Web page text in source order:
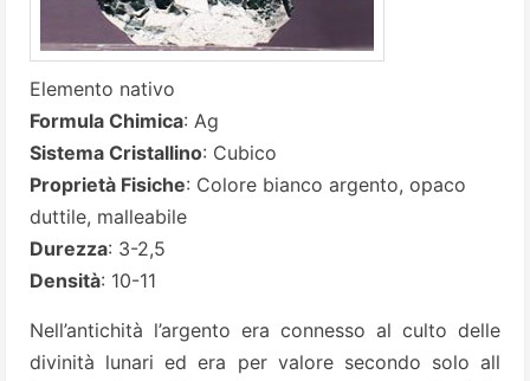
Elemento nativo
Formula Chimica: Ag
Sistema Cristallino: Cubico
Proprietà Fisiche: Colore bianco argento, opaco
duttile, malleabile
Durezza: 3-2,5
Densità: 10-11
Nell’antichità l’argento era connesso al culto delle
divinità lunari ed era per valore secondo solo all